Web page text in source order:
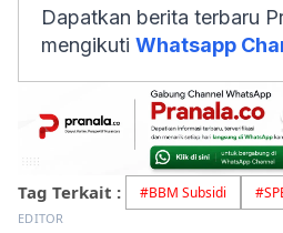
Dapatkan berita terbaru
mengikuti Whatsapp
Tag Terkait : #BBM Subsidi #
EDITOR